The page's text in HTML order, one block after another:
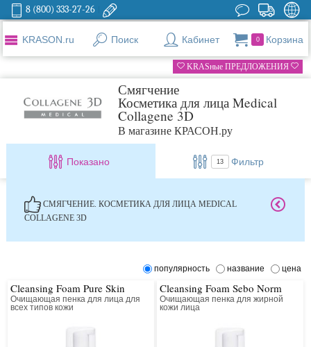
8 (800) 333-27-26
KRASON.ru Поиск Кабинет 0 Корзина
KRASные ПРЕДЛОЖЕНИЯ
Смягчение
Косметика для лица Medical
Collagene 3D
В магазине КРАСОН.ру
Показано 13 Фильтр
СМЯГЧЕНИЕ. КОСМЕТИКА ДЛЯ ЛИЦА MEDICAL
COLLAGENE 3D
популярность название цена
Cleansing Foam Pure Skin
Очищающая пенка для лица для
всех типов кожи
Cleansing Foam Sebo Norm
Очищающая пенка для жирной
кожи лица